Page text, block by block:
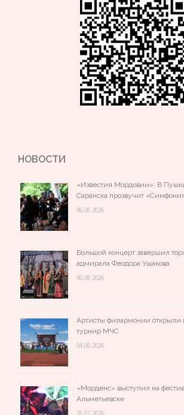
НОВОСТИ
«Известия Мордовии»: В
Саранска прозвучит
06.08.2026
Большой концерт завершил
адмирала Феодора Ушакова ⁣
06.08.2026
Артисты филармонии открыли
турнир МЧС
04.08.2026
«Морденс» выступил на
Альметьевске
28.07.2026